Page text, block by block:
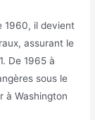
1960, il devient
assurant le
De 1965 à
sous le
à Washington